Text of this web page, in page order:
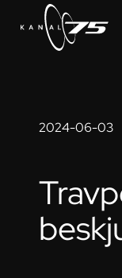
2024-06-03